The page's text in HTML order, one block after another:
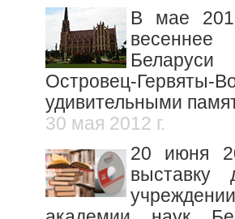
В мае
Островец-
удивительными
30 мая 2012 г.
20 июня
выставку